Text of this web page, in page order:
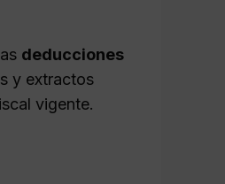
deducciones
y extractos
vigente.